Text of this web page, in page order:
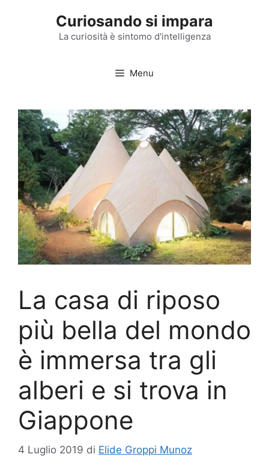
Curiosando si impara
La curiosità è sintomo d'intelligenza
Menu
La casa di riposo
più bella del mondo
è immersa tra gli
alberi e si trova in
Giappone
4 Luglio 2019 di Elide Groppi Munoz